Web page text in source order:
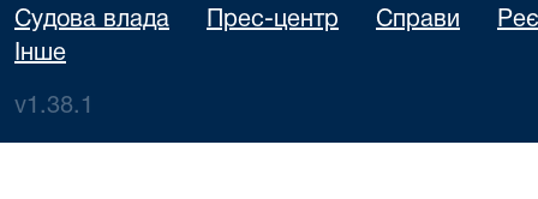
Судова влада Прес-центр Справи
Інше
v1.38.1